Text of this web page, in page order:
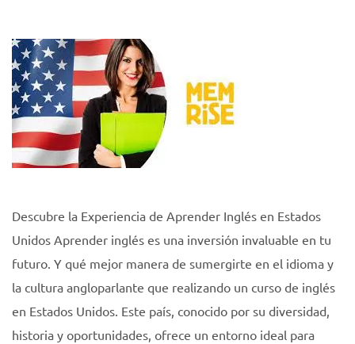
Descubre la Experiencia de Aprender Inglés en Estados
Unidos Aprender inglés es una inversión invaluable en tu
futuro. Y qué mejor manera de sumergirte en el idioma y
la cultura angloparlante que realizando un curso de inglés
en Estados Unidos. Este país, conocido por su diversidad,
historia y oportunidades, ofrece un entorno ideal para